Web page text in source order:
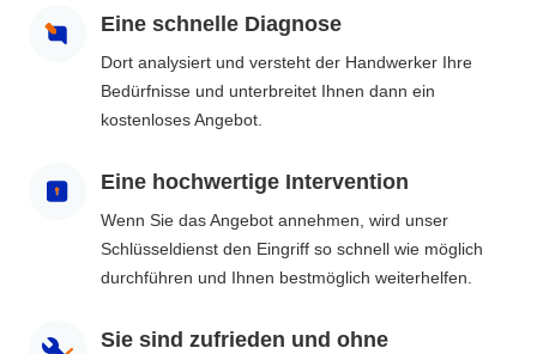
Eine schnelle Diagnose
Dort analysiert und versteht der Handwerker Ihre
Bedürfnisse und unterbreitet Ihnen dann ein
kostenloses Angebot.
Eine hochwertige Intervention
Wenn Sie das Angebot annehmen, wird unser
Schlüsseldienst den Eingriff so schnell wie möglich
durchführen und Ihnen bestmöglich weiterhelfen.
Sie sind zufrieden und ohne